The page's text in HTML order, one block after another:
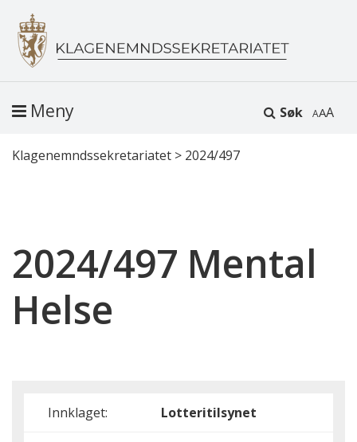
Søk A
Meny
Klagenemndssekretariatet > 2024/497
2024/497 Mental
Helse
Innklaget: Lotteritilsynet